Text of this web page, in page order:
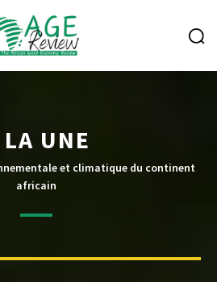
UNE
et climatique du continent
africain